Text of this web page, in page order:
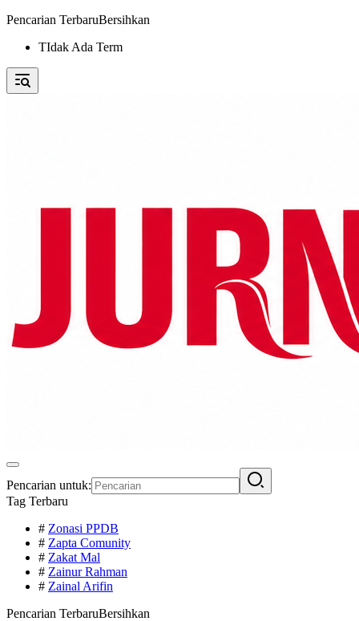
Pencarian TerbaruBersihkan
TIdak Ada Term
Pencarian untuk:
Tag Terbaru
# Zonasi PPDB
# Zapta Comunity
# Zakat Mal
# Zainur Rahman
# Zainal Arifin
Pencarian TerbaruBersihkan